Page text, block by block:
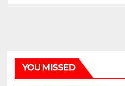
YOU MISSED